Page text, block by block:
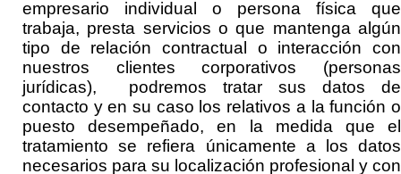
empresario individual o persona física que
trabaja, presta servicios o que mantenga algún
tipo de relación contractual o interacción con
nuestros clientes corporativos (personas
jurídicas), podremos tratar sus datos de
contacto y en su caso los relativos a la función o
puesto desempeñado, en la medida que el
tratamiento se refiera únicamente a los datos
necesarios para su localización profesional y con